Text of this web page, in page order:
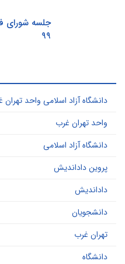
دانشگاه آزاد اسلامی واحد تهران غرب
واحد تهران غرب
دانشگاه آزاد اسلامی
پروین داداندیش
داداندیش
دانشجویان
تهران غرب
دانشگاه